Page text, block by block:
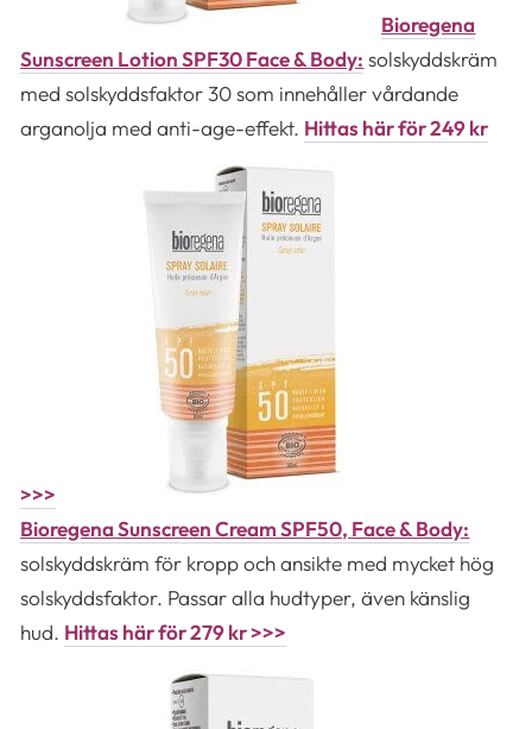
Bioregena
Sunscreen Lotion SPF30 Face & Body: solskyddskräm
med solskyddsfaktor 30 som innehåller vårdande
arganolja med anti-age-effekt. Hittas här för 249 kr
>>>
Bioregena Sunscreen Cream SPF50, Face & Body:
solskyddskräm för kropp och ansikte med mycket hög
solskyddsfaktor. Passar alla hudtyper, även känslig
hud. Hittas här för 279 kr >>>